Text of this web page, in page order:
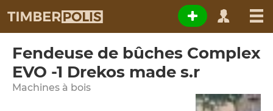
Fendeuse de bûches Complex
EVO -1 Drekos made s.r
Machines à bois